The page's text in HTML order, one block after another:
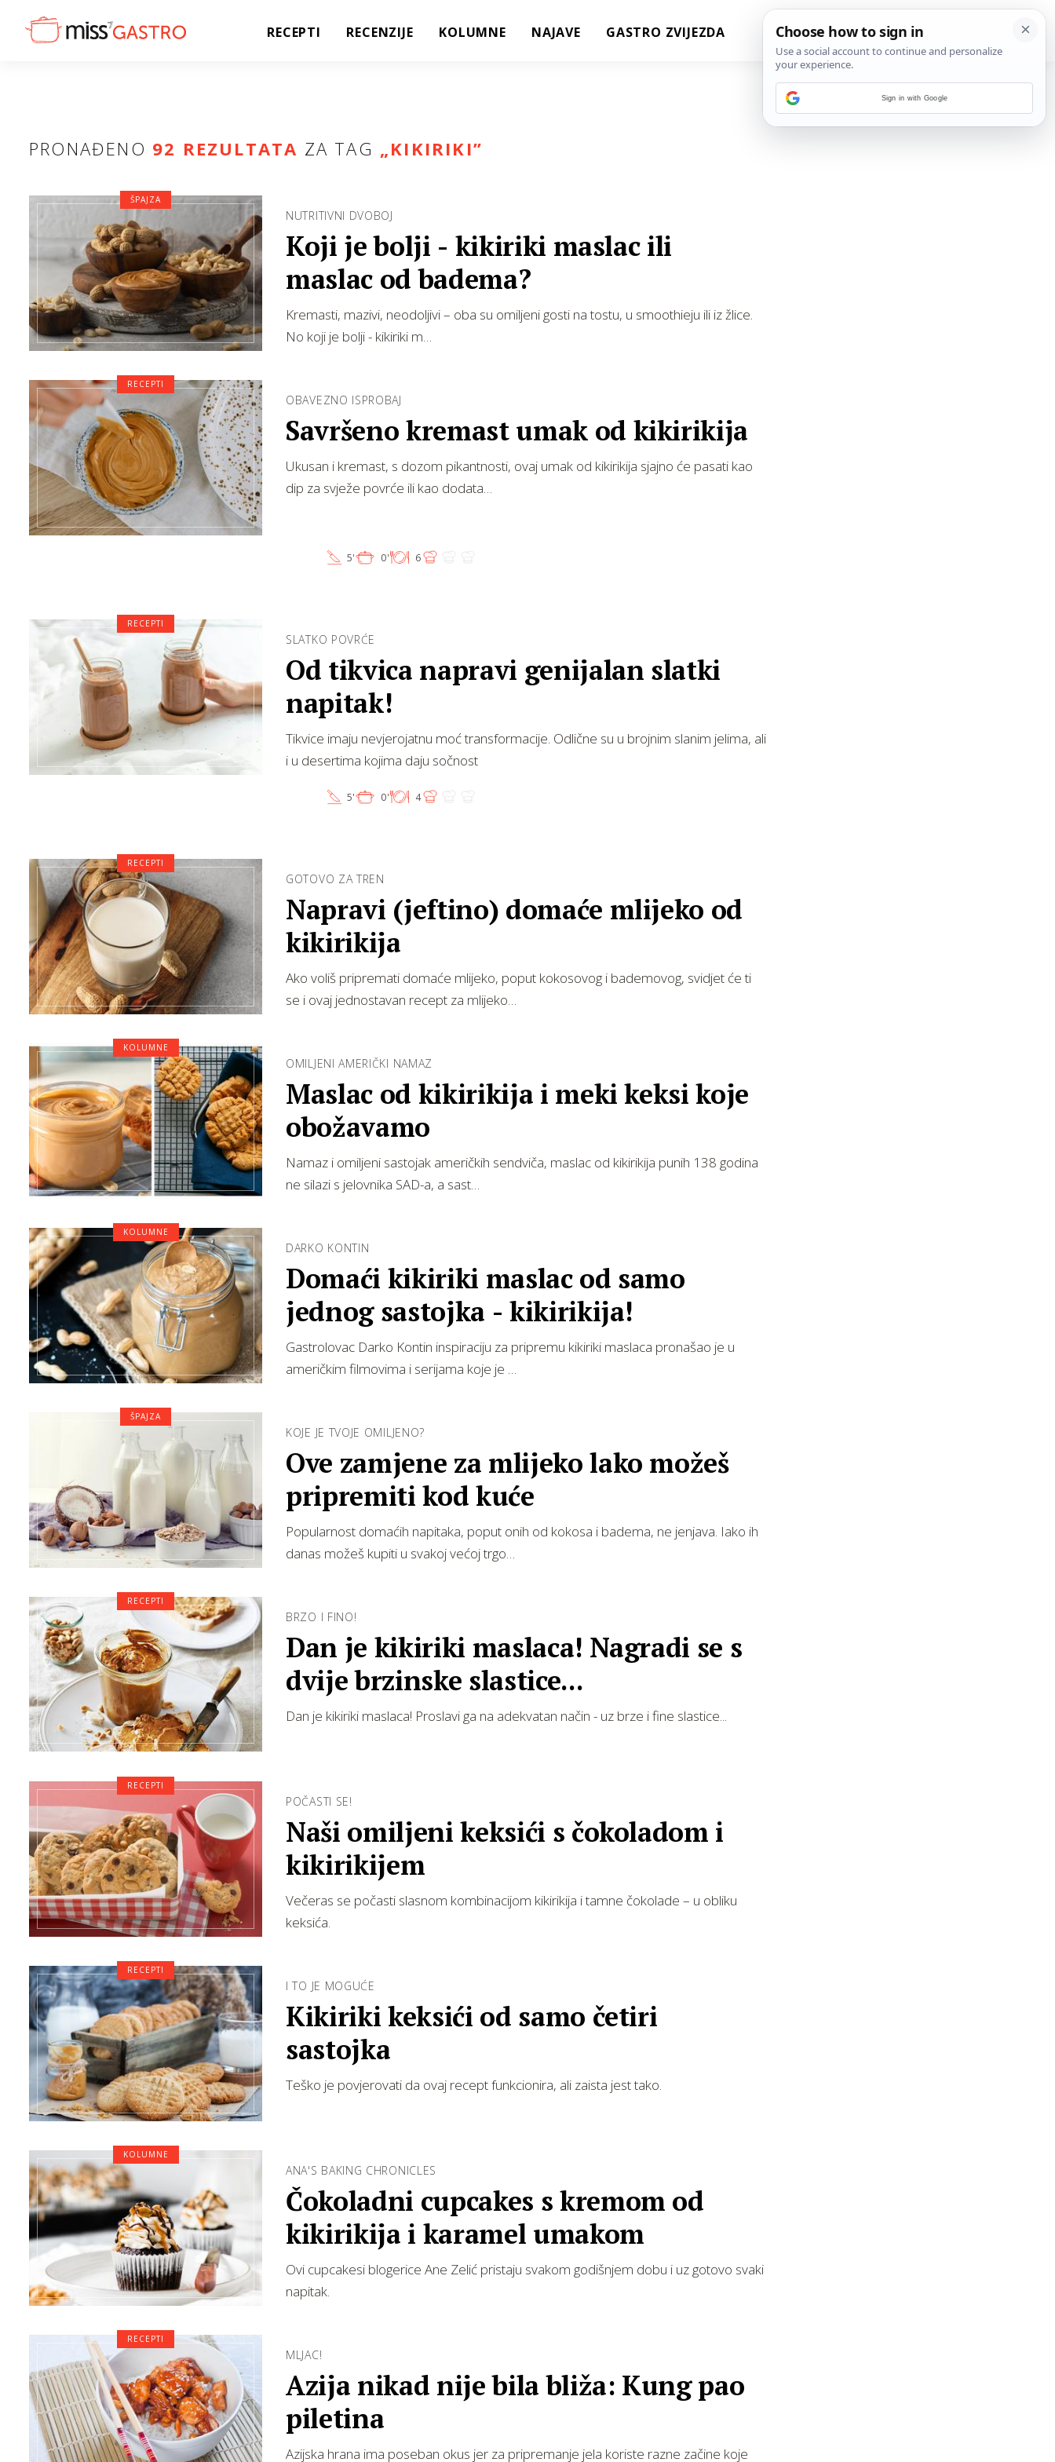
RECEPTI RECENZIJE KOLUMNE NAJAVE GASTRO ZVIJEZDA
PRONAĐENO 92 REZULTATA ZA TAG „KIKIRIKI”
NUTRITIVNI DVOBOJ
Koji je bolji - kikiriki maslac ili
maslac od badema?
Kremasti, mazivi, neodoljivi – oba su omiljeni gosti na tostu, u smoothieju ili iz žlice.
No koji je bolji - kikiriki m…
ŠPAJZA
OBAVEZNO ISPROBAJ
Savršeno kremast umak od kikirikija
Ukusan i kremast, s dozom pikantnosti, ovaj umak od kikirikija sjajno će pasati kao
dip za svježe povrće ili kao dodata…
5' 0' 6
RECEPTI
SLATKO POVRĆE
Od tikvica napravi genijalan slatki
napitak!
Tikvice imaju nevjerojatnu moć transformacije. Odlične su u brojnim slanim jelima, ali
i u desertima kojima daju sočnost
5' 0' 4
RECEPTI
GOTOVO ZA TREN
Napravi (jeftino) domaće mlijeko od
kikirikija
Ako voliš pripremati domaće mlijeko, poput kokosovog i bademovog, svidjet će ti
se i ovaj jednostavan recept za mlijeko…
RECEPTI
OMILJENI AMERIČKI NAMAZ
Maslac od kikirikija i meki keksi koje
obožavamo
Namaz i omiljeni sastojak američkih sendviča, maslac od kikirikija punih 138 godina
ne silazi s jelovnika SAD-a, a sast…
KOLUMNE
DARKO KONTIN
Domaći kikiriki maslac od samo
jednog sastojka - kikirikija!
Gastrolovac Darko Kontin inspiraciju za pripremu kikiriki maslaca pronašao je u
američkim filmovima i serijama koje je …
KOLUMNE
KOJE JE TVOJE OMILJENO?
Ove zamjene za mlijeko lako možeš
pripremiti kod kuće
Popularnost domaćih napitaka, poput onih od kokosa i badema, ne jenjava. Iako ih
danas možeš kupiti u svakoj većoj trgo…
ŠPAJZA
BRZO I FINO!
Dan je kikiriki maslaca! Nagradi se s
dvije brzinske slastice...
Dan je kikiriki maslaca! Proslavi ga na adekvatan način - uz brze i fine slastice...
RECEPTI
POČASTI SE!
Naši omiljeni keksići s čokoladom i
kikirikijem
Večeras se počasti slasnom kombinacijom kikirikija i tamne čokolade – u obliku
keksića.
RECEPTI
I TO JE MOGUĆE
Kikiriki keksići od samo četiri
sastojka
Teško je povjerovati da ovaj recept funkcionira, ali zaista jest tako.
RECEPTI
ANA'S BAKING CHRONICLES
Čokoladni cupcakes s kremom od
kikirikija i karamel umakom
Ovi cupcakesi blogerice Ane Zelić pristaju svakom godišnjem dobu i uz gotovo svaki
napitak.
KOLUMNE
MLJAC!
Azija nikad nije bila bliža: Kung pao
piletina
Azijska hrana ima poseban okus jer za pripremanje jela koriste razne začine koje
RECEPTI
Sign in with Google